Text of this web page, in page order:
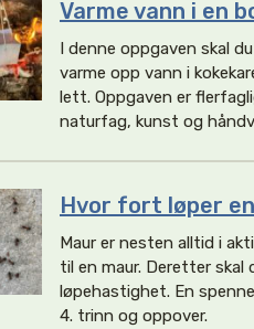
Varme vann i en
I denne oppgaven skal
varme opp vann i
lett. Oppgaven er
naturfag, kunst og
Hvor fort løper
Maur er nesten alltid i
til en maur. Deretter
løpehastighet. En
4. trinn og oppover.